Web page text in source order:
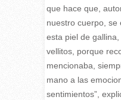
que hace que,
nuestro cuerpo, se
esta piel de
vellitos, porque
mencionaba,
mano a las
sentimientos”,